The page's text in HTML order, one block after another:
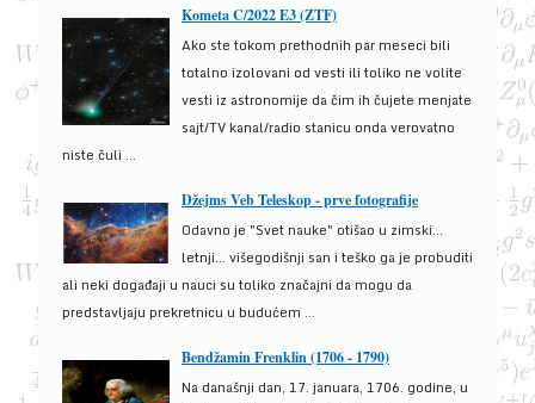
Kometa C/2022 E3 (ZTF)
Ako ste tokom prethodnih par meseci bili
totalno izolovani od vesti ili toliko ne volite
vesti iz astronomije da čim ih čujete menjate
sajt/TV kanal/radio stanicu onda verovatno
niste čuli ...
Džejms Veb Teleskop - prve fotografije
Odavno je "Svet nauke" otišao u zimski...
letnji... višegodišnji san i teško ga je probuditi
ali neki događaji u nauci su toliko značajni da mogu da
predstavljaju prekretnicu u budućem ...
Bendžamin Frenklin (1706 - 1790)
Na današnji dan, 17. januara, 1706. godine, u